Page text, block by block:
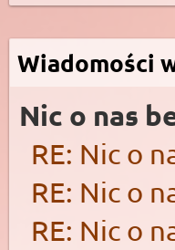
Wiadomości
Nic o nas
RE: Nic o
RE: Nic o
RE: Nic o